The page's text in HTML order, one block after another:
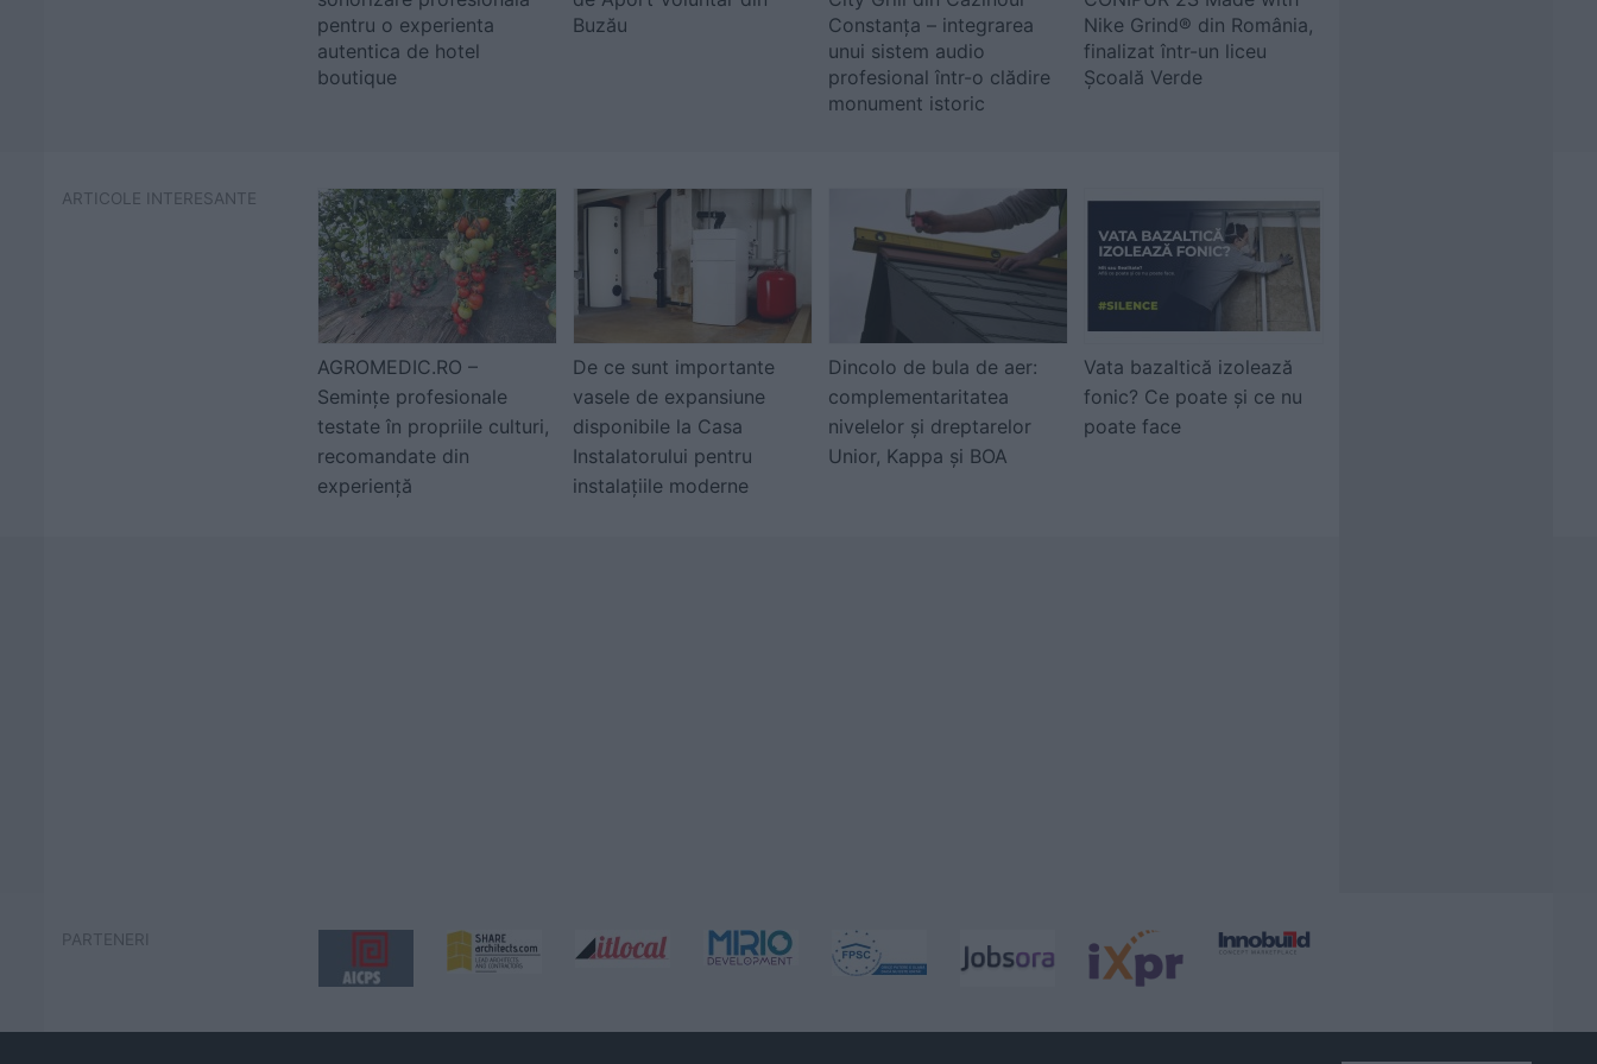
pentru o experienta
autentica de hotel
boutique
Buzău
Constanța – integrarea
unui sistem audio
profesional într-o clădire
monument istoric
Nike Grind® din România,
finalizat într-un liceu
Școală Verde
ARTICOLE INTERESANTE
AGROMEDIC.RO –
Semințe profesionale
testate în propriile culturi,
recomandate din
experiență
De ce sunt importante
vasele de expansiune
disponibile la Casa
Instalatorului pentru
instalațiile moderne
Dincolo de bula de aer:
complementaritatea
nivelelor și dreptarelor
Unior, Kappa și BOA
Vata bazaltică izolează
fonic? Ce poate și ce nu
poate face
PARTENERI